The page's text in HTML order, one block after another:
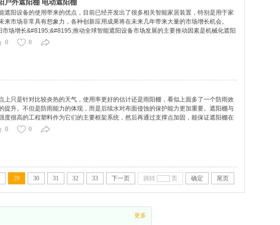
户外遮阳棚 电动遮阳棚
遮阳设备的使用带来的优点，目前已经开发出了很多相关智能家居装置，特别是用于家
市场非常具有想象力，各种创新应用成果将在未来几年带来大量的市场增长机会。
场增长&#8195;&#8195;推动全球智能遮阳设备市场发展的主要推动因素是机械化遮阳
自动化遮阳也得到了明显发展。&#8195;&#8195;北美将是主要的市场区域
北美以前在整个全球智能
0 0
上只是针对比较炎热的天气，使用率更好的估计还是雨阳棚，看似上面多了一个防雨效
提升。不但是防雨能力的体现，而是后续水对布面侵蚀的保护能力更加重要。遮阳棚与
度很高的工程塑料作为它们的主要框架系统，然后再通过支撑点加固，能保证遮阳棚在
才会有的比较好的性能，就是防雨效果，这个昆明飞宏蓬伞有限公司的小编也说过，
遮阳篷
0 0
29 30 31 32 33 下一页 跳转 页 确定 尾页
更多